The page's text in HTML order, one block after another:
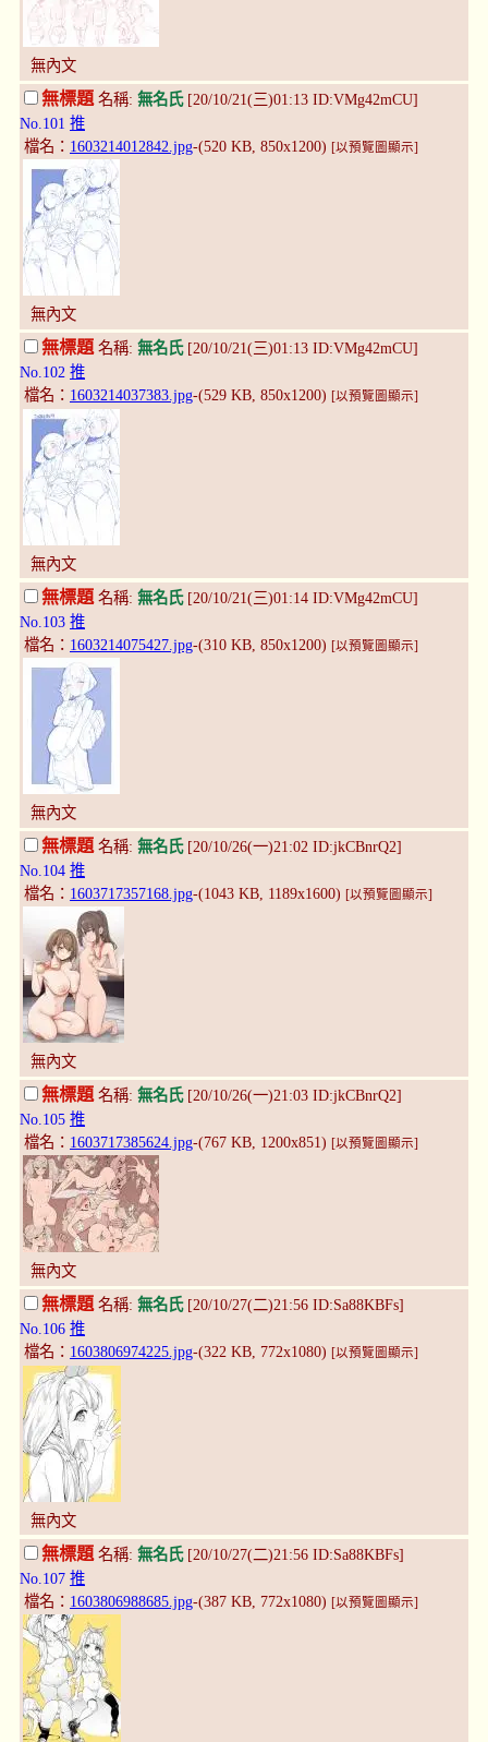
無內文
無標題 名稱: 無名氏[20/10/21(三)01:13 ID:VMg42mCU]
No.101 推
檔名： 1603214012842.jpg-(520 KB, 850x1200) [以預覽圖顯示]
無內文
無標題名稱: 無名氏[20/10/21(三)01:13 ID:VMg42mCU]
No.102 推
檔名： 1603214037383.jpg-(529 KB, 850x1200) [以預覽圖顯示]
無內文
無標題 名稱: 無名氏[20/10/21(三)01:14 ID:VMg42mCU]
No.103 推
檔名： 1603214075427.jpg-(310 KB, 850x1200) [以預覽圖顯示]
無內文
無標題 名稱: 無名氏[20/10/26(一)21:02 ID:jkCBnrQ2]
No.104 推
檔名： 1603717357168.jpg-(1043 KB, 1189x1600) [以預覽圖顯示]
無內文
無標題 名稱: 無名氏[20/10/26(一)21:03 ID:jkCBnrQ2]
No.105 推
檔名： 1603717385624.jpg-(767 KB, 1200x851) [以預覽圖顯示]
無內文
無標題名稱: 無名氏[20/10/27(二)21:56 ID:Sa88KBFs]
No.106 推
檔名： 1603806974225.jpg-(322 KB, 772x1080) [以預覽圖顯示]
無內文
無標題 名稱: 無名氏[20/10/27(二)21:56 ID:Sa88KBFs]
No.107 推
檔名： 1603806988685.jpg-(387 KB, 772x1080) [以預覽圖顯示]